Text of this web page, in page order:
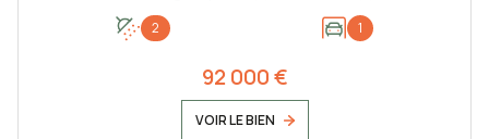
2 1
92 000 €
VOIR LE BIEN